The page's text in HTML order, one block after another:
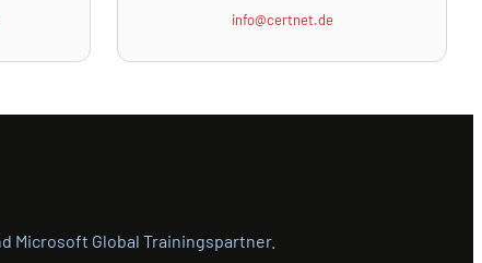
info@certnet.de
Microsoft Global Trainingspartner.